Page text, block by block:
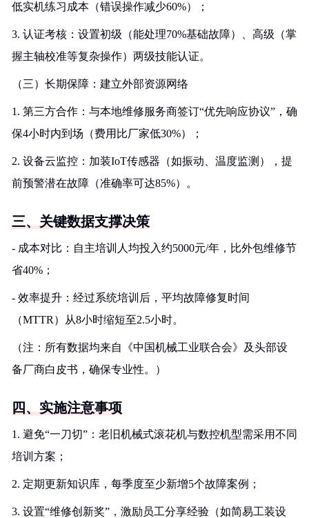
低实机练习成本（错误操作减少60%）；
3. 认证考核：设置初级（能处理70%基础故障）、高级（掌
握主轴校准等复杂操作）两级技能认证。
（三）长期保障：建立外部资源网络
1. 第三方合作：与本地维修服务商签订“优先响应协议”，确
保4小时内到场（费用比厂家低30%）；
2. 设备云监控：加装IoT传感器（如振动、温度监测），提
前预警潜在故障（准确率可达85%）。
三、关键数据支撑决策
- 成本对比：自主培训人均投入约5000元/年，比外包维修节
省40%；
- 效率提升：经过系统培训后，平均故障修复时间
（MTTR）从8小时缩短至2.5小时。
（注：所有数据均来自《中国机械工业联合会》及头部设
备厂商白皮书，确保专业性。）
四、实施注意事项
1. 避免“一刀切”：老旧机械式滚花机与数控机型需采用不同
培训方案；
2. 定期更新知识库，每季度至少新增5个故障案例；
3. 设置“维修创新奖”，激励员工分享经验（如简易工装设